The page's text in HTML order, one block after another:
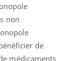
non
de
médicaments